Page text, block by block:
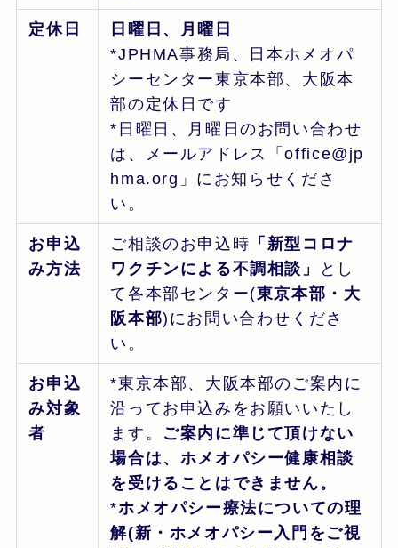
定休日
日曜日、月曜日
*JPHMA事務局、日本ホメオパ
シーセンター東京本部、大阪本
部の定休日です
*日曜日、月曜日のお問い合わせ
は、メールアドレス「office@jp
hma.org」にお知らせくださ
い。
お申込
み方法
ご相談のお申込時 「新型コロナ
ワクチンによる不調相談」
とし
て各本部センター(東京本部・大
阪本部)にお問い合わせくださ
い。
お申込
み対象
者
*東京本部、大阪本部のご案内に
沿ってお申込みをお願いいたし
ます。 ご案内に準じて頂けない
場合は、ホメオパシー健康相談
を受けることはできません。
*ホメオパシー療法についての理
解(新・ホメオパシー入門をご視